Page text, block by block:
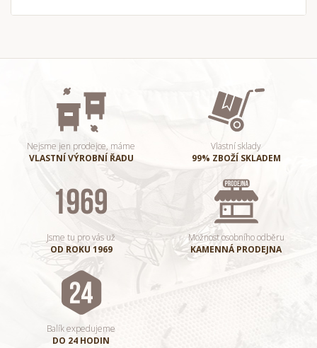
Nejsme jen prodejce, máme
VLASTNÍ VÝROBNÍ ŘADU
Vlastní sklady
99% ZBOŽÍ SKLADEM
Jsme tu pro vás už
OD ROKU 1969
Možnost osobního odběru
KAMENNÁ PRODEJNA
Balík expedujeme
DO 24 HODIN